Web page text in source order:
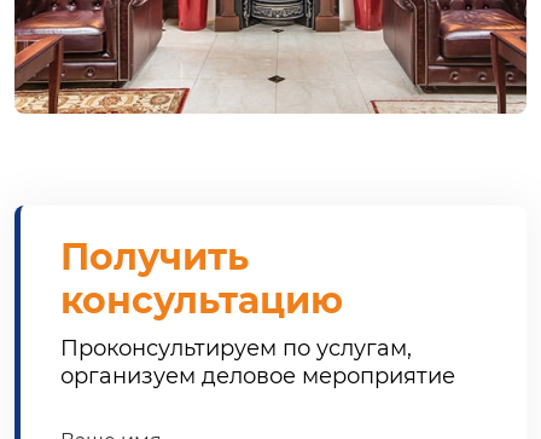
Получить
консультацию
Проконсультируем по услугам,
организуем деловое мероприятие